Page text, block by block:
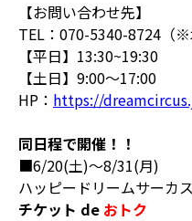
【お問い合わせ先】
TEL：070-5340-8724（※
【平日】13:30~19:30
【土日】9:00～17:00
HP： https://
同日程で開催！！
■6/20(土)～8/31(月)
ハッピードリームサーカ
チケット de おトク